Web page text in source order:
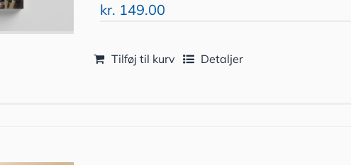
kr. 149.00
Tilføj til kurv Detaljer